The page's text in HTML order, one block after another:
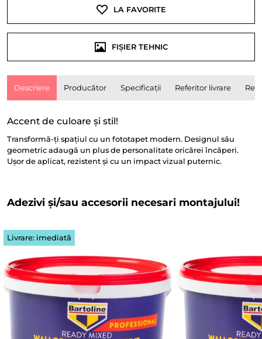
LA FAVORITE
FIȘIER TEHNIC
Descriere Producător Specificații Referitor livrare
Accent de culoare și stil!
Transformă-ți spațiul cu un fototapet modern. Designul său
geometric adaugă un plus de personalitate oricărei încăperi.
Ușor de aplicat, rezistent și cu un impact vizual puternic.
Adezivi și/sau accesorii necesari montajului!
Livrare: imediată